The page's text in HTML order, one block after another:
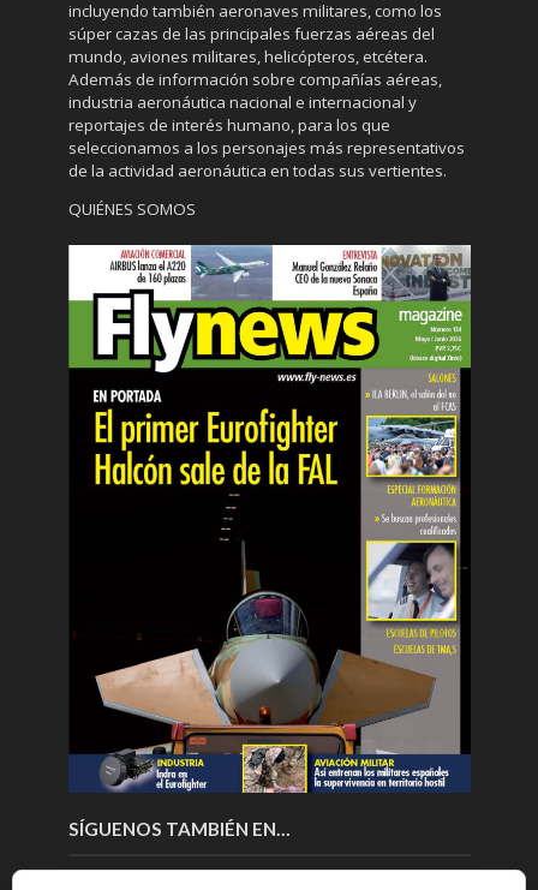
incluyendo también aeronaves militares, como los
súper cazas de las principales fuerzas aéreas del
mundo, aviones militares, helicópteros, etcétera.
Además de información sobre compañías aéreas,
industria aeronáutica nacional e internacional y
reportajes de interés humano, para los que
seleccionamos a los personajes más representativos
de la actividad aeronáutica en todas sus vertientes.
QUIÉNES SOMOS
SÍGUENOS TAMBIÉN EN…